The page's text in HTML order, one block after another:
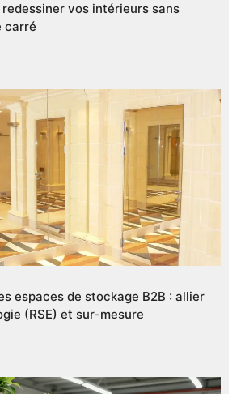
vos intérieurs sans
carré
espaces de stockage B2B : allier
(RSE) et sur-mesure